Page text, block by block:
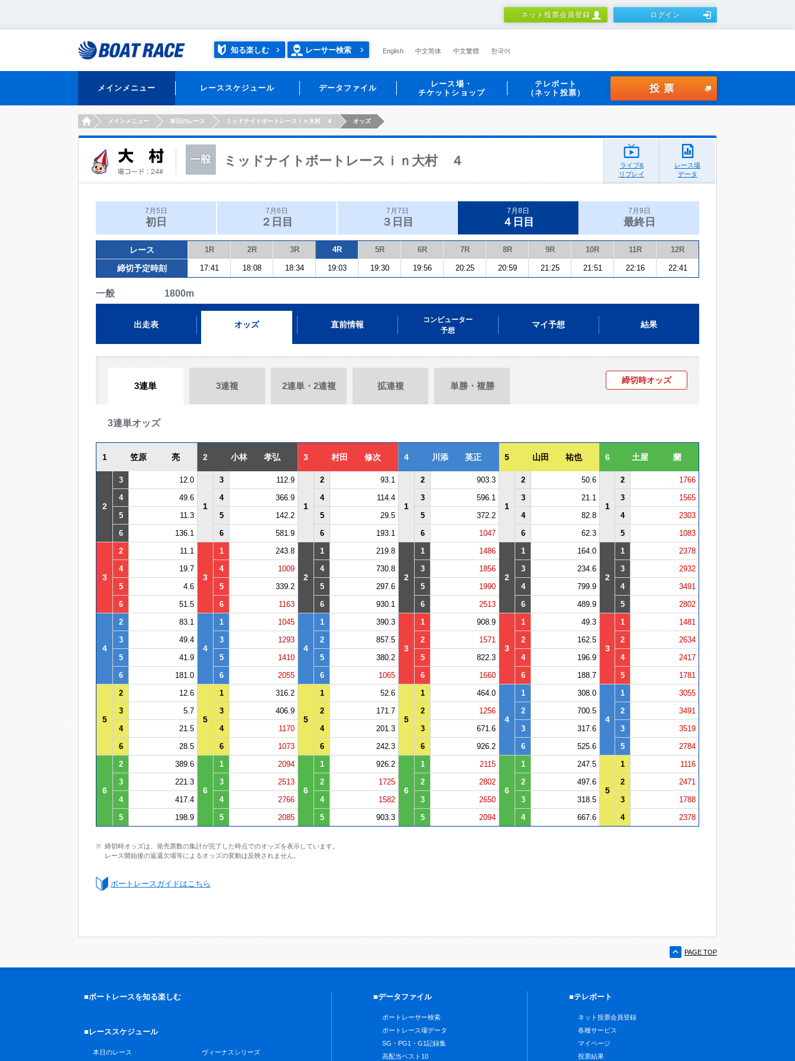
ネット投票会員登録 ログイン
知る楽しむ レーサー検索 English 中文简体 中文繁體 한국어
メインメニュー レーススケジュール データファイル
レース場・
チケットショップ
テレボート
（ネット投票）
投票
HOMEメインメニュー 本日のレース ミッドナイトボートレースｉｎ大村 ４ オッズ
ミッドナイトボートレースｉｎ大村 ４
ライブ&
リプレイ
レース場
データ
7月5日
初日
7月6日
２日目
7月7日
３日目
7月8日
４日目
7月9日
最終日
レース 1R 2R 3R 4R 5R 6R 7R 8R 9R 10R 11R 12R
締切予定時刻 17:41 18:08 18:34 19:03 19:30 19:56 20:25 20:59 21:25 21:51 22:16 22:41
一般 1800m
出走表 オッズ 直前情報
コンピューター
予想
マイ予想 結果
3連単 3連複 2連単・2連複 拡連複 単勝・複勝
締切時オッズ
3連単オッズ
1 笠原 亮 2 小林 孝弘 3 村田 修次 4 川添 英正 5 山田 祐也 6 土屋 蘭
2
3 12.0
1
3 112.9
1
2 93.1
1
2 903.3
1
2 50.6
1
2
1766
4
49.6 4 366.9 4 114.4 3 596.1 3 21.1 3
1565
5
11.3 5 142.2 5 29.5 5 372.2 4 82.8 4
2303
6
136.1 6 581.9 6 193.1 6 1047 6 62.3 5 1083
3
2 11.1
3
1 243.8
2
1 219.8
2
1 1486
2
1 164.0
2
1
2378
4
19.7 4 1009 4 730.8 3 1856 3 234.6 3
2932
5
4.6 5 339.2 5 297.6 5 1990 4 799.9 4
3491
6
51.5 6 1163 6 930.1 6 2513 6 489.9 5 2802
4
2 83.1
4
1 1045
4
1 390.3
3
1 908.9
3
1 49.3
3
1
1481
3
49.4 3 1293 2 857.5 2 1571 2 162.5 2
2634
5
41.9 5 1410 5 380.2 5 822.3 4 196.9 4
2417
6
181.0 6 2055 6 1065 6 1660 6 188.7 5 1781
5
2 12.6
5
1 316.2
5
1 52.6
5
1 464.0
4
1 308.0
4
1
3055
3
5.7 3 406.9 2 171.7 2 1256 2 700.5 2
3491
4
21.5 4 1170 4 201.3 3 671.6 3 317.6 3
3519
6
28.5 6 1073 6 242.3 6 926.2 6 525.6 5 2784
6
2 389.6
6
1 2094
6
1 926.2
6
1 2115
6
1 247.5
5
1
1116
3
221.3 3 2513 2 1725 2 2802 2 497.6 2
2471
4
417.4 4 2766 4 1582 3 2650 3 318.5 3
1788
5
198.9 5 2085 5 903.3 5 2094 4 667.6 4 2378
締切時オッズは、発売票数の集計が完了した時点でのオッズを表示しています。
レース開始後の返還欠場等によるオッズの変動は反映されません。
ボートレースガイドはこちら
PAGE TOP
■ボートレースを知る楽しむ
■レーススケジュール
本日のレース ヴィーナスシリーズ
■データファイル
ボートレーサー検索
ボートレース場データ
SG・PG1・G1記録集
高配当ベスト10
■テレボート
ネット投票会員登録
各種サービス
マイページ
投票結果